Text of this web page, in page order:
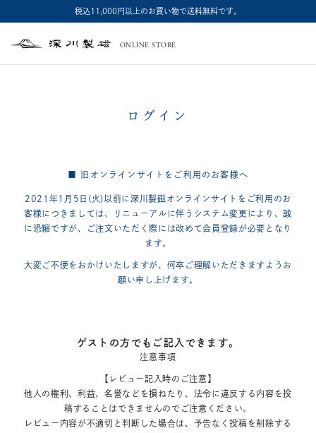
税込11,000円以上のお買い物で送料無料です。
深
製
ONLINE STORE
ログイン
■ 旧オンラインサイトをご利用のお客様へ
2021年1月5日(火)以前に深川製磁オンラインサイトをご利用のお
客様につきましては、
リニューアルに伴うシステム変更により、誠
に恐縮ですが、
ご注文いただく際には改めて会員登録が必要となり
ます。
大変ご不便をおかけいたしますが、何卒ご理解いただきますようお
願い申し上げます。
ゲストの方でもご記入できます。
注意事項
【レビュー記入時のご注意】
他人の権利、利益、名誉などを損ねたり、法令に違反する内容を投
稿することはできませんのでご注意ください。
レビュー内容が不適切と判断した場合は、予告なく投稿を削除する